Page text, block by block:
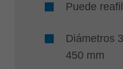
Puede
Diámetros
450 mm